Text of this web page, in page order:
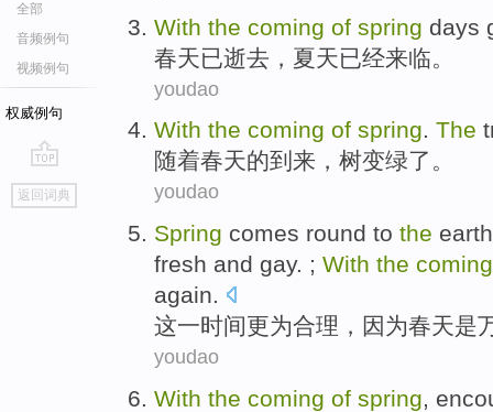
全部
音频例句
视频例句
权威例句
go
top
返回词典
With the coming of spring days
春天已逝去 ， 夏天已经来临 。
youdao
With the coming of spring. The
随着春天的到来 ， 树变绿了。
youdao
Spring comes round to the
fresh and gay. ; With the
again.
这一时间更为合理 ，因为春天是
youdao
With the coming of spring,